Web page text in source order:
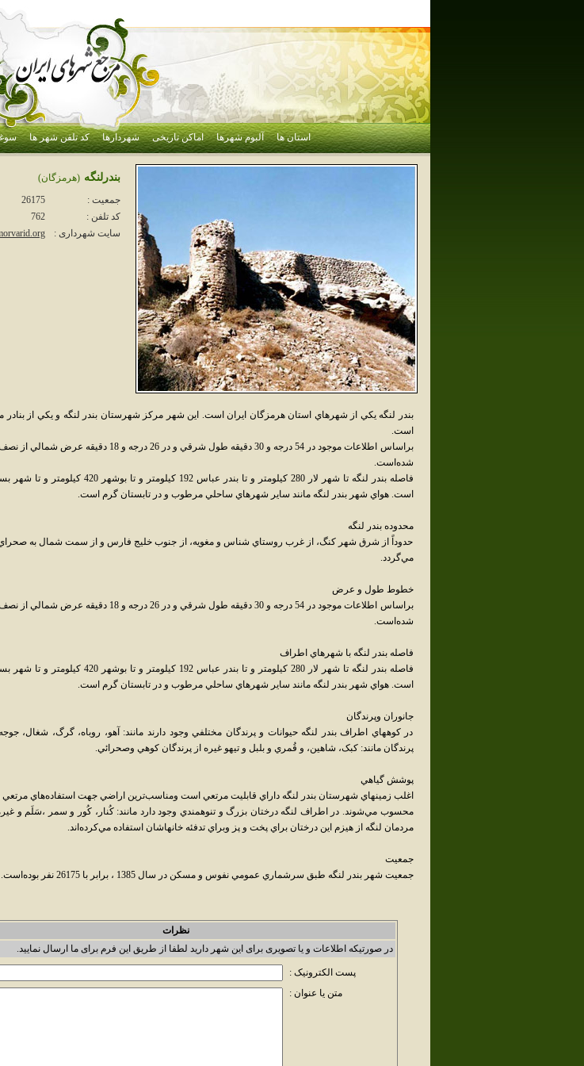
استان ها آلبوم شهرها اماکن تاریخی شهردارها کد تلفن شهر ها
بندرلنگه (هرمزگان)
جمعیت :
26175
کد تلفن :
762
سایت شهرداری :
بندر لنگه يکي از شهرهاي استان هرمزگان ايران است. اين شهر مرکز شهرستان بندر لنگه و يکي از
است.
براساس اطلاعات موجود در 54 درجه و 30 دقيقه طول شرقي و در 26 درجه و
شده‌است.
است. هواي شهر بندر لنگه مانند ساير شهرهاي ساحلي مرطوب و در تابستان گرم است.
محدوده بندر لنگه
حدوداً از شرق شهر کنگ، از غرب روستاي شناس و مغويه، از جنوب خليج فارس و از سمت شمال به
مي‌گردد.
خطوط طول و عرض
براساس اطلاعات موجود در 54 درجه و 30 دقيقه طول شرقي و در 26 درجه و
شده‌است.
فاصله بندر لنگه با شهرهاي اطراف
است. هواي شهر بندر لنگه مانند ساير شهرهاي ساحلي مرطوب و در تابستان گرم است.
جانوران وپرندگان
در کوههاي اطراف بندر لنگه حيوانات و پرندگان مختلفي وجود دارند مانند: آهو، روباه، گرگ، شغال،
پرندگان مانند: کبک، شاهين، و قُمري و بلبل و تيهو غيره از پرندگان کوهي وصحرائي.
پوشش گياهي
اغلب زمينهاي شهرستان بندر لنگه داراي قابليت مرتعي است ومناسب‌ترين اراضي جهت استفاده‌هاي
محسوب مي‌شوند. در اطراف لنگه درختان بزرگ و تنوهمندي وجود دارد مانند: كُنار، كُور و سمر ،سَلَم و
مردمان لنگه از هيزم اين درختان براي پخت و پز وبراي تدفئه خانهاشان استفاده مي‌کرده‌اند.
جمعيت
جمعيت شهر بندر لنگه طبق سرشماري عمومي نفوس و مسكن در سال 1385 ، برابر با 26175 نفر بوده‌است.
نظرات
در صورتیکه اطلاعات و یا تصویری برای این شهر دارید لطفا از طریق این فرم برای ما ارسال نمایید.
پست الکترونیک :
متن یا عنوان :